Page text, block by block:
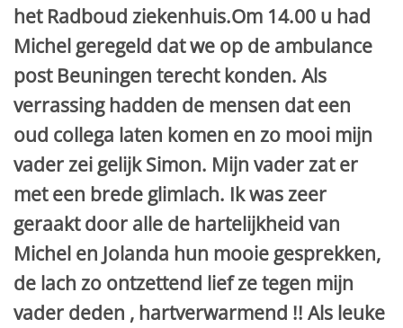
het Radboud ziekenhuis.Om 14.00 u had
Michel geregeld dat we op de ambulance
post Beuningen terecht konden. Als
verrassing hadden de mensen dat een
oud collega laten komen en zo mooi mijn
vader zei gelijk Simon. Mijn vader zat er
met een brede glimlach. Ik was zeer
geraakt door alle de hartelijkheid van
Michel en Jolanda hun mooie gesprekken,
de lach zo ontzettend lief ze tegen mijn
vader deden , hartverwarmend !! Als leuke